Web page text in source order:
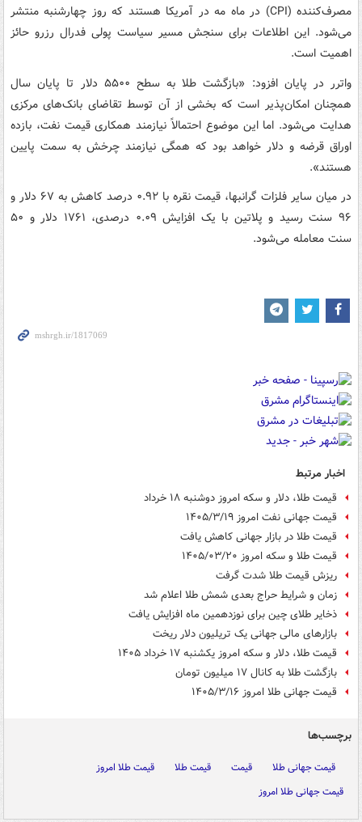
مصرف‌کننده (CPI) در ماه مه در آمریکا هستند که روز چهارشنبه منتشر
می‌شود. این اطلاعات برای سنجش مسیر سیاست پولی فدرال رزرو حائز
اهمیت است.
واترر در پایان افزود: «بازگشت طلا به سطح ۵۵۰۰ دلار تا پایان سال
همچنان امکان‌پذیر است که بخشی از آن توسط تقاضای بانک‌های مرکزی
هدایت می‌شود. اما این موضوع احتمالاً نیازمند همکاری قیمت‌ نفت، بازده
اوراق قرضه و دلار خواهد بود که همگی نیازمند چرخش به سمت پایین
هستند».
در میان سایر فلزات گرانبها، قیمت نقره با ۰.۹۲ درصد کاهش به ۶۷ دلار و
۹۶ سنت رسید و پلاتین با یک افزایش ۰.۰۹ درصدی، ۱۷۶۱ دلار و ۵۰
سنت معامله می‌شود.
اخبار مرتبط
قیمت طلا، دلار و سکه امروز دوشنبه ۱۸ خرداد
قیمت جهانی نفت امروز ۱۴۰۵/۳/۱۹
قیمت طلا در بازار جهانی کاهش یافت
قیمت طلا و سکه امروز ۱۴۰۵/۰۳/۲۰
ریزش قیمت طلا شدت گرفت
زمان و شرایط حراج بعدی شمش طلا اعلام شد
ذخایر طلای چین برای نوزدهمین ماه افزایش یافت
بازارهای مالی جهانی یک تریلیون دلار ریخت
قیمت طلا، دلار و سکه امروز یکشنبه ۱۷ خرداد ۱۴۰۵
بازگشت طلا به کانال ۱۷ میلیون تومان
قیمت جهانی طلا امروز ۱۴۰۵/۳/۱۶
برچسب‌ها
قیمت جهانی طلا قیمت قیمت طلا
قیمت طلا امروز
قیمت جهانی طلا امروز